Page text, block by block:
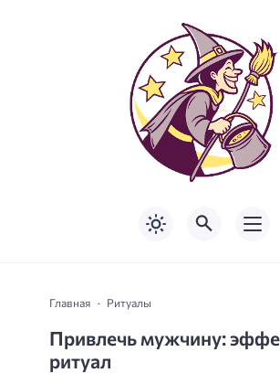
Главная Ритуалы
Привлечь мужчину:
ритуал